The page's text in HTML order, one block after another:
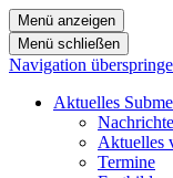
Menü anzeigen
Menü schließen
Navigation
Aktuelles
Aktuelles
Termine